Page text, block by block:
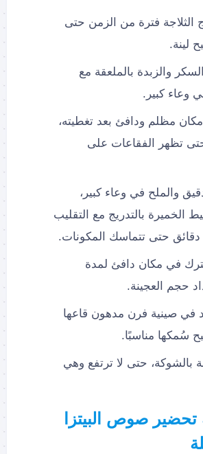
الثلاجة فترة من الزمن حتى
لينة.
والزبدة بالملعقة مع
وعاء كبير.
مظلم ودافئ بعد تغطيته،
حتى تظهر الفقاعات على
والملح في وعاء كبير،
الخميرة بالتدريج مع التقليب
في مكان دافئ لمدة
حجم العجينة.
في صينية فرن مدهون قاعها
سُمكها مناسبًا.
بالشوكة، حتى لا ترتفع وهي
تحضير صوص البيتزا